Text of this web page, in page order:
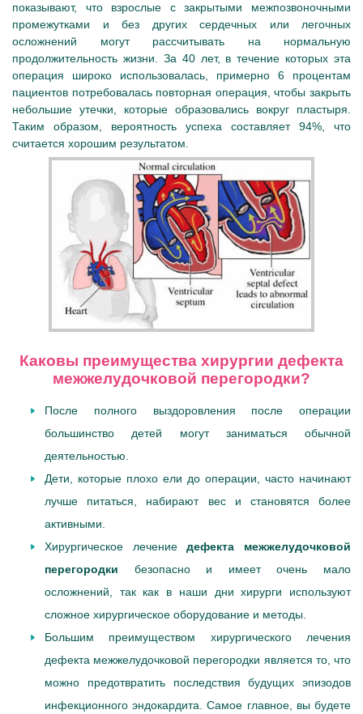
показывают, что взрослые с закрытыми межпозвоночными
промежутками и без других сердечных или легочных
осложнений могут рассчитывать на нормальную
продолжительность жизни. За 40 лет, в течение которых эта
операция широко использовалась, примерно 6 процентам
пациентов потребовалась повторная операция, чтобы закрыть
небольшие утечки, которые образовались вокруг пластыря.
Таким образом, вероятность успеха составляет 94%, что
считается хорошим результатом.
Каковы преимущества хирургии дефекта
межжелудочковой перегородки?
После полного выздоровления после операции
большинство детей могут заниматься обычной
деятельностью.
Дети, которые плохо ели до операции, часто начинают
лучше питаться, набирают вес и становятся более
активными.
Хирургическое лечениедефекта межжелудочковой
перегородки безопасно и имеет очень мало
осложнений, так как в наши дни хирурги используют
сложное хирургическое оборудование и методы.
Большим преимуществом хирургического лечения
дефекта межжелудочковой перегородки является то, что
можно предотвратить последствия будущих эпизодов
инфекционного эндокардита. Самое главное, вы будете